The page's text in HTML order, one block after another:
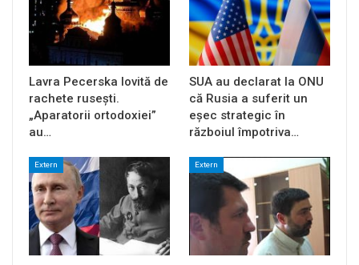
Lavra Pecerska lovită de
rachete rusești.
„Aparatorii ortodoxiei”
au…
SUA au declarat la ONU
că Rusia a suferit un
eșec strategic în
războiul împotriva…
Extern Extern